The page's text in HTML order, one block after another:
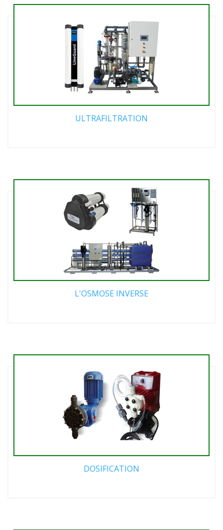
ULTRAFILTRATION
L'OSMOSE INVERSE
DOSIFICATION